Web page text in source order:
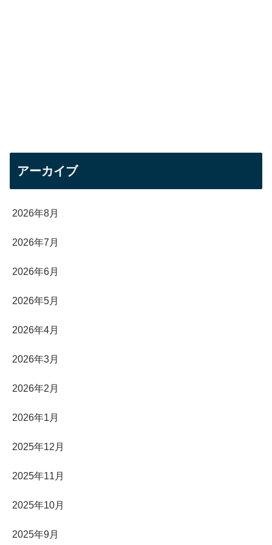
アーカイブ
2026年8月
2026年7月
2026年6月
2026年5月
2026年4月
2026年3月
2026年2月
2026年1月
2025年12月
2025年11月
2025年10月
2025年9月